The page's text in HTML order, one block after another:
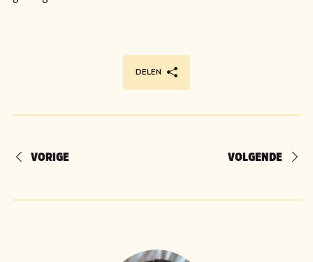
DELEN
VORIGE VOLGENDE